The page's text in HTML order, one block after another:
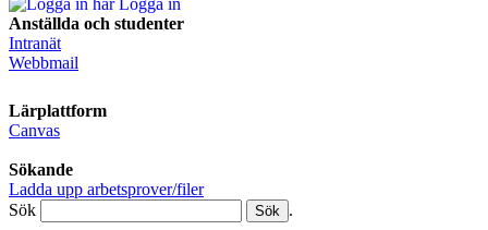
Logga in
Anställda och studenter
Intranät
Webbmail
Lärplattform
Canvas
Sökande
Ladda upp arbetsprover/filer
Sök
.